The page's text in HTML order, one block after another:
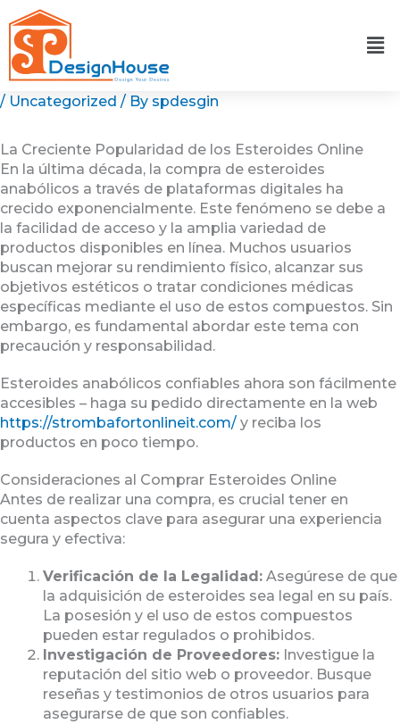
to
content
/ Uncategorized / By spdesgin
La Creciente Popularidad de los Esteroides Online
En la última década, la compra de esteroides
anabólicos a través de plataformas digitales ha
crecido exponencialmente. Este fenómeno se debe a
la facilidad de acceso y la amplia variedad de
productos disponibles en línea. Muchos usuarios
buscan mejorar su rendimiento físico, alcanzar sus
objetivos estéticos o tratar condiciones médicas
específicas mediante el uso de estos compuestos. Sin
embargo, es fundamental abordar este tema con
precaución y responsabilidad.
Esteroides anabólicos confiables ahora son fácilmente
accesibles – haga su pedido directamente en la web
https://strombafortonlineit.com/ y reciba los
productos en poco tiempo.
Consideraciones al Comprar Esteroides Online
Antes de realizar una compra, es crucial tener en
cuenta aspectos clave para asegurar una experiencia
segura y efectiva:
Verificación de la Legalidad: Asegúrese de que
la adquisición de esteroides sea legal en su país.
La posesión y el uso de estos compuestos
pueden estar regulados o prohibidos.
Investigación de Proveedores: Investigue la
reputación del sitio web o proveedor. Busque
reseñas y testimonios de otros usuarios para
asegurarse de que son confiables.